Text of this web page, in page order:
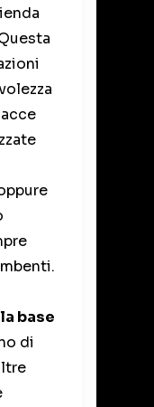
base
di